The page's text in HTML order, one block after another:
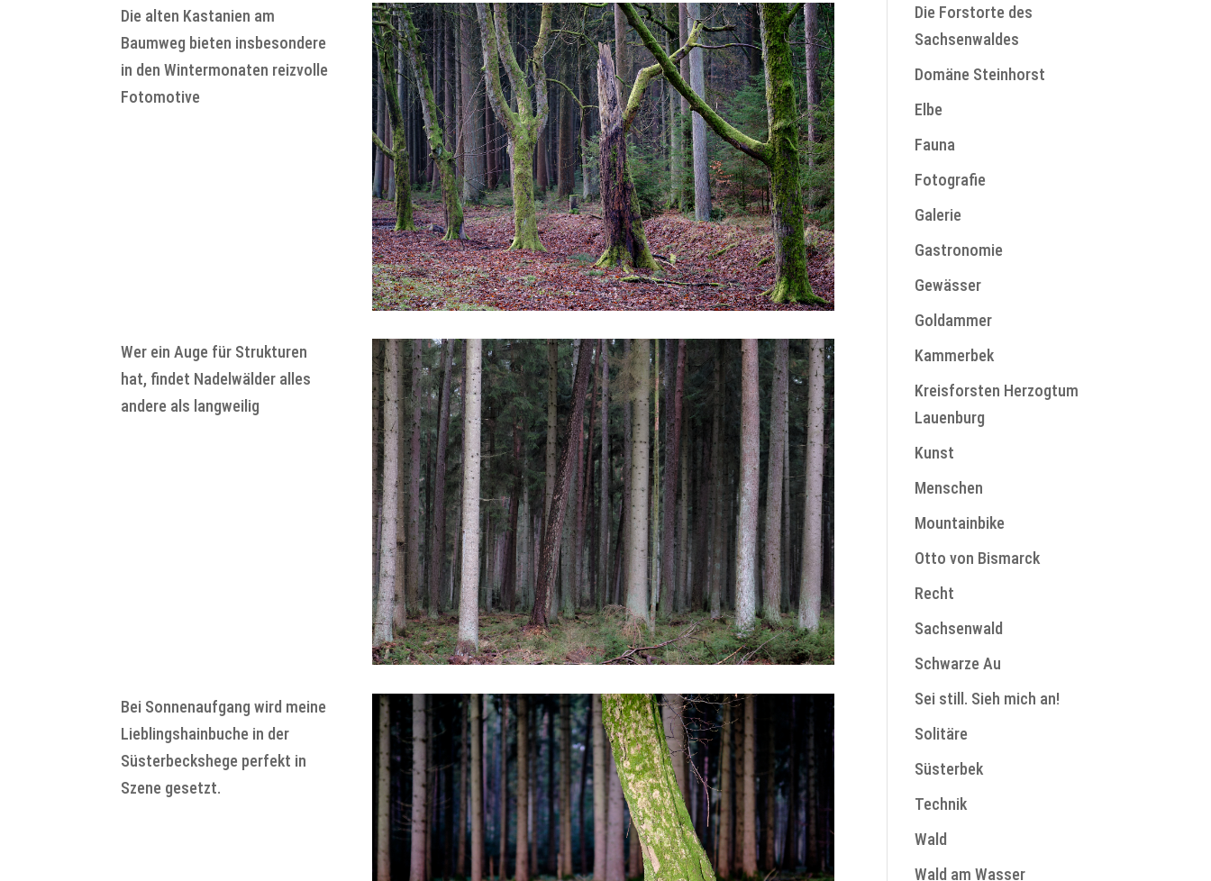
Die alten Kastanien am
Baumweg bieten insbesondere
in den Wintermonaten reizvolle
Fotomotive
Wer ein Auge für Strukturen
hat, findet Nadelwälder alles
andere als langweilig
Bei Sonnenaufgang wird meine
Lieblingshainbuche in der
Süsterbeckshege perfekt in
Szene gesetzt.
Die Forstorte des
Sachsenwaldes
Domäne Steinhorst
Elbe
Fauna
Fotografie
Galerie
Gastronomie
Gewässer
Goldammer
Kammerbek
Kreisforsten Herzogtum
Lauenburg
Kunst
Menschen
Mountainbike
Otto von Bismarck
Recht
Sachsenwald
Schwarze Au
Sei still. Sieh mich an!
Solitäre
Süsterbek
Technik
Wald
Wald am Wasser